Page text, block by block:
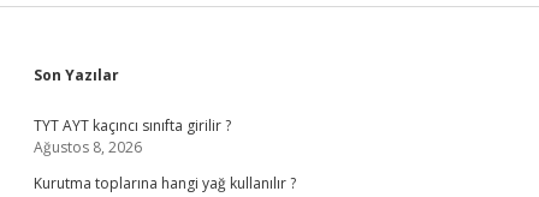
Sidebar
Son Yazılar
TYT AYT kaçıncı sınıfta girilir ?
Ağustos 8, 2026
Kurutma toplarına hangi yağ kullanılır ?